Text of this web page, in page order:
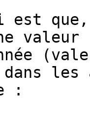
valeur
: